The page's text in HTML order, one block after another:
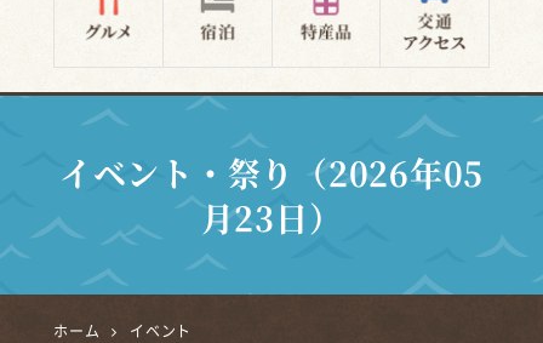
イベント・祭り（2026年05
月23日）
ホーム イベント